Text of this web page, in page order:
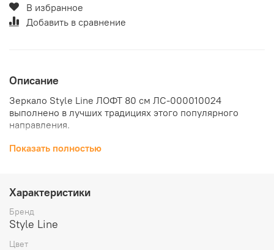
В избранное
Добавить в сравнение
Описание
Зеркало Style Line ЛОФТ 80 см ЛС-000010024
выполнено в лучших традициях этого популярного
направления.
Зеркало обрамляет прочный металлический каркас.
Показать полностью
Характеристики
Бренд
Style Line
Цвет